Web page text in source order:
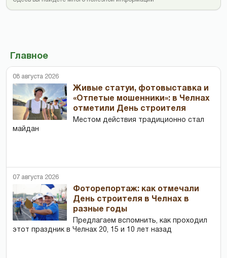
Главное
08 августа 2026
Живые статуи, фотовыставка и
«Отпетые мошенники»: в Челнах
отметили День строителя
Местом действия традиционно стал
майдан
07 августа 2026
Фоторепортаж: как отмечали
День строителя в Челнах в
разные годы
Предлагаем вспомнить, как проходил
этот праздник в Челнах 20, 15 и 10 лет назад